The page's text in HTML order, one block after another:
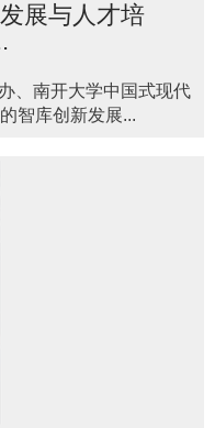
展与人才培
、南开大学中国式现代
智库创新发展...